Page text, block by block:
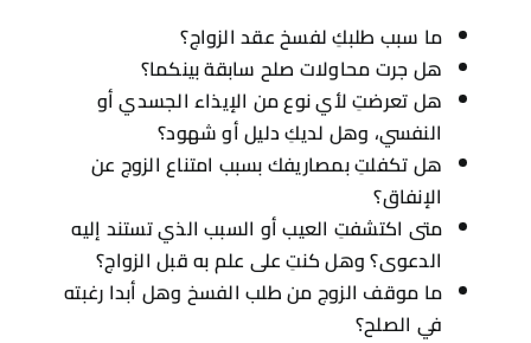
ما سبب طلبكِ لفسخ عقد الزواج؟
هل جرت محاولات صلح سابقة بينكما؟
هل تعرضتِ لأي نوع من الإيذاء الجسدي أو
النفسي، وهل لديكِ دليل أو شهود؟
هل تكفلتِ بمصاريفك بسبب امتناع الزوج عن
الإنفاق؟
متى اكتشفتِ العيب أو السبب الذي تستند إليه
الدعوى؟ وهل كنتِ على علم به قبل الزواج؟
ما موقف الزوج من طلب الفسخ وهل أبدا رغبته
في الصلح؟